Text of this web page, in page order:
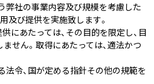
弊社の事業内容及び規模を考慮した
及び提供を実施致します。
にあたっては、その目的を限定し、目
せん。取得にあたっては、適法かつ
令、国が定める指針その他の規範を